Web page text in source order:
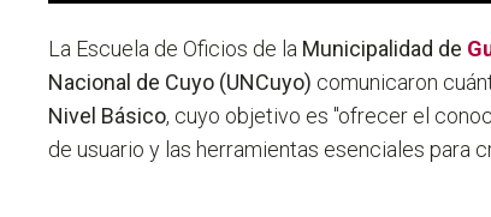
La Escuela de Oficios de la Municipalidad de
Nacional de Cuyo (UNCuyo) comunicaron
Nivel Básico, cuyo objetivo es "ofrecer el
de usuario y las herramientas esenciales para